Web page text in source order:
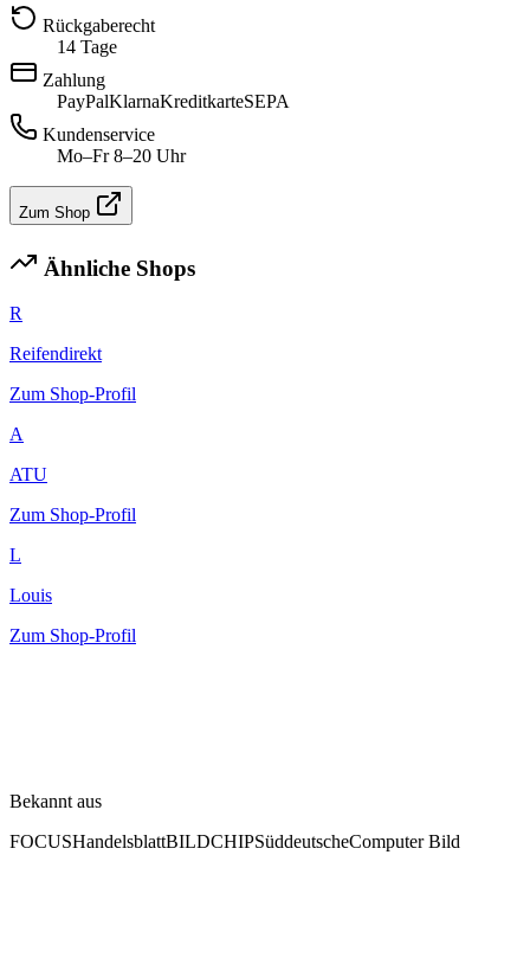
Rückgaberecht
14 Tage
Zahlung
PayPalKlarnaKreditkarteSEPA
Kundenservice
Mo–Fr 8–20 Uhr
Zum Shop
Ähnliche Shops
R
Reifendirekt
Zum Shop-Profil
A
ATU
Zum Shop-Profil
L
Louis
Zum Shop-Profil
Bekannt aus
FOCUSHandelsblattBILDCHIPSüddeutscheComputer Bild